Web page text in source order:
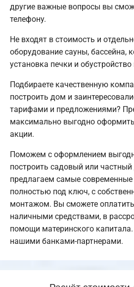
другие важные вопросы вы
телефону.
Не входят в стоимость и
оборудование сауны, бассейна,
установка печки и
Подбираете качественную
построить дом и
тарифами и предложениями?
максимально выгодно
акции.
Поможем с оформлением
построить садовый или
предлагаем самые
полностью под ключ, с
монтажом. Вы сможете
наличными средствами, в
помощи материнского
нашими банками-партнерами.